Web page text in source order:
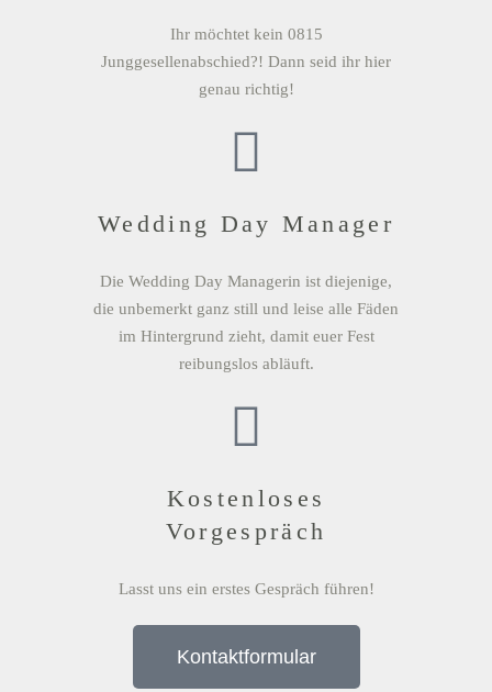
Ihr möchtet kein 0815
Junggesellenabschied?! Dann seid ihr hier
genau richtig!
Wedding Day Manager
Die Wedding Day Managerin ist diejenige,
die unbemerkt ganz still und leise alle Fäden
im Hintergrund zieht, damit euer Fest
reibungslos abläuft.
Kostenloses
Vorgespräch
Lasst uns ein erstes Gespräch führen!
Kontaktformular